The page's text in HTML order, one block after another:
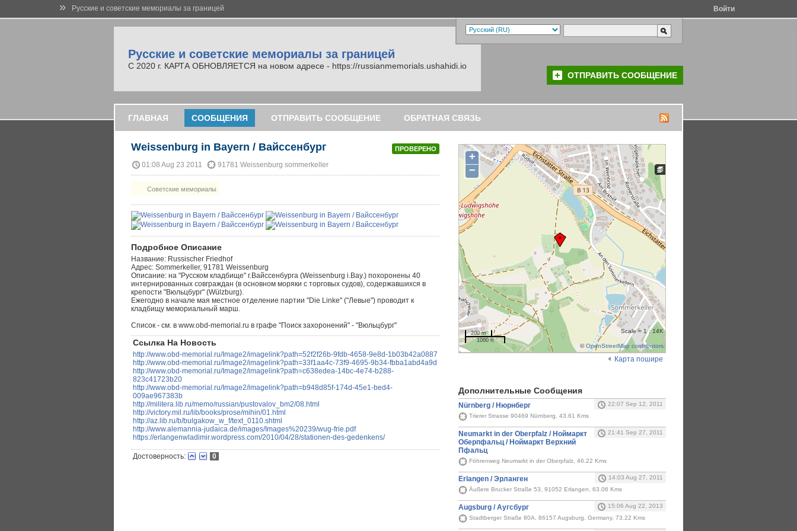
» Русские и советские мемориалы за границей Войти
Русские и советские мемориалы за границей
С 2020 г. КАРТА ОБНОВЛЯЕТСЯ на новом адресе - https://russianmemorials.ushahidi.io
ОТПРАВИТЬ СООБЩЕНИЕ
ГЛАВНАЯ СООБЩЕНИЯ ОТПРАВИТЬ СООБЩЕНИЕ ОБРАТНАЯ СВЯЗЬ
ПРОВЕРЕНО
Weissenburg in Bayern / Вайссенбург
01:08 Aug 23 2011 91781 Weissenburg sommerkeller
Советские мемориалы
Подробное Описание
Название: Russischer Friedhof
Адрес: Sommerkeller, 91781 Weissenburg
Описание: на "Русском кладбище" г.Вайссенбурга (Weissenburg i.Bay.) похоронены 40
интернированных совграждан (в основном моряки с торговых судов), содержавшихся в
крепости "Вюльцбург" (Wülzburg).
Ежегодно в начале мая местное отделение партии "Die Linke" ("Левые") проводит к
кладбищу мемориальный марш.
Список - см. в www.obd-memorial.ru в графе "Поиск захоронений" - "Вюльцбург"
Ссылка На Новость
http://www.obd-memorial.ru/Image2/imagelink?path=52f2f26b-9fdb-4658-9e8d-1b03b42a0887
http://www.obd-memorial.ru/Image2/imagelink?path=33f1aa4c-73f9-4695-9b34-fbba1abd4a9d
http://www.obd-memorial.ru/Image2/imagelink?path=c638edea-14bc-4e74-b288-
823c41723b20
http://www.obd-memorial.ru/Image2/imagelink?path=b948d85f-174d-45e1-bed4-
009ae967383b
http://militera.lib.ru/memo/russian/pustovalov_bm2/08.html
http://victory.mil.ru/lib/books/prose/mihin/01.html
http://az.lib.ru/b/bulgakow_w_f/text_0110.shtml
http://www.alemannia-judaica.de/images/Images%20239/wug-frie.pdf
https://erlangenwladimir.wordpress.com/2010/04/28/stationen-des-gedenkens/
Достоверность: 0
+
−
200 m
1000 ft
Scale = 1 : 14K
©OpenStreetMap contributors
Карта пошире
Дополнительные Cообщения
Nürnberg / Нюрнберг
22:07 Sep 12, 2011
Trierer Strasse 90469 Nürnberg, 43.61 Kms
Neumarkt in der Oberpfalz / Ноймаркт
Оберпфальц / Ноймаркт Верхний
Пфальц
21:41 Sep 27, 2011
Föhrenweg Neumarkt in der Oberpfalz, 46.22 Kms
Erlangen / Эрланген
14:03 Aug 27, 2011
Äußere Brucker Straße 53, 91052 Erlangen, 63.06 Kms
Augsburg / Аугсбург
15:06 Aug 22, 2013
Stadtberger Straße 80A, 86157 Augsburg, Germany, 73.22 Kms